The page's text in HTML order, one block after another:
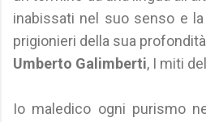
inabissati nel suo senso e
prigionieri della sua
Umberto Galimberti, I miti
Io maledico ogni purismo